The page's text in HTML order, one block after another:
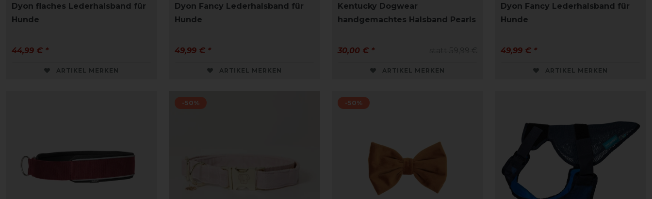
Dyon flaches Lederhalsband für
Hunde
44,99 € *
ARTIKEL MERKEN
Dyon Fancy Lederhalsband für
Hunde
49,99 € *
ARTIKEL MERKEN
Kentucky Dogwear
handgemachtes Halsband Pearls
30,00 € *
ARTIKEL MERKEN
Dyon Fancy Lederhalsband für
Hunde
49,99 € *
ARTIKEL MERKEN
-50% -50%